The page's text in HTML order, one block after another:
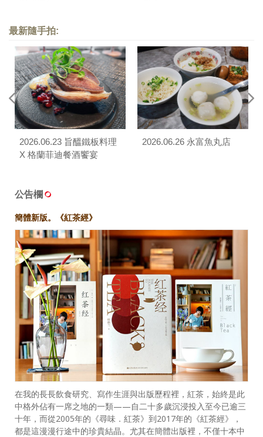
最新隨手拍:
2026.06.23 旨醞鐵板料理
X 格蘭菲迪餐酒饗宴
2026.06.26 永富魚丸店
公告欄
簡體新版。《紅茶經》
在我的長長飲食研究、寫作生涯與出版歷程裡，紅茶，始終是此
中格外佔有一席之地的一類——自二十多歲沉浸投入至今已逾三
十年，而從2005年的《尋味．紅茶》到2017年的《紅茶經》，
都是這漫漫行途中的珍貴結晶。尤其在簡體出版裡，不僅十本中